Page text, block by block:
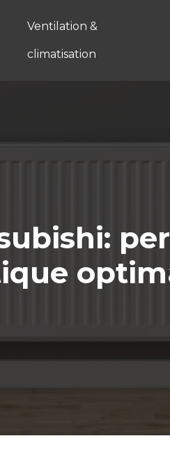
Ventilation &
climatisation